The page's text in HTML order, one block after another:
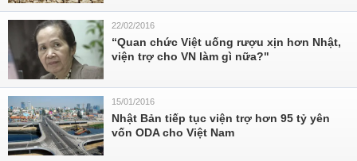
22/02/2016
“Quan chức Việt uống rượu xịn hơn Nhật,
viện trợ cho VN làm gì nữa?"
15/01/2016
Nhật Bản tiếp tục viện trợ hơn 95 tỷ yên
vốn ODA cho Việt Nam